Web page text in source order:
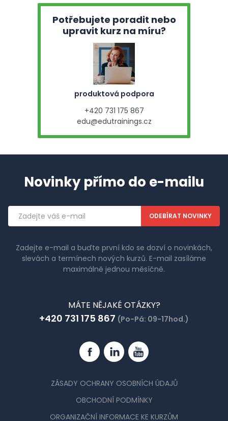
Potřebujete poradit nebo
upravit kurz na míru?
produktová podpora
+420 731 175 867
edu@edutrainings.cz
Novinky přímo do e-mailu
Emailová
adresa
Zadejte e-mail a buďte první kdo se dozví o novinkách,
slevách a termínech nových kurzů. E-mail zasíláme
maximálně jednou měsíčně.
MÁTE NĚJAKÉ OTÁZKY?
+420 731 175 867 (Po-Pá: 09-17hod.)
FacebookLinkedinYouTube
ZÁSADY OCHRANY OSOBNÍCH ÚDAJŮ
OBCHODNÍ PODMÍNKY
ORGANIZAČNÍ INFORMACE KE KURZŮM